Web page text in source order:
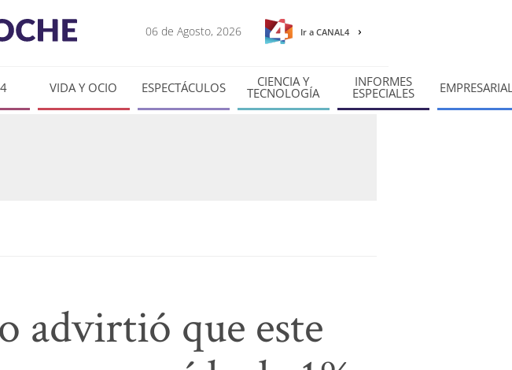
06 de Agosto, 2026 Ir a CANAL4
VIDA Y OCIO ESPECTÁCULOS CIENCIA Y
TECNOLOGÍA
INFORMES
ESPECIALES
advirtió que este